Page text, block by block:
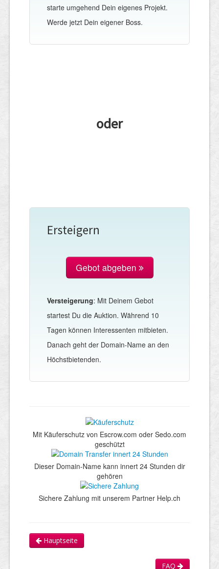
starte umgehend Dein eigenes Projekt.
Werde jetzt Dein eigener Boss.
oder
Ersteigern
Gebot abgeben
Versteigerung: Mit Deinem Gebot
startest Du die Auktion. Während 10
Tagen können Interessenten mitbieten.
Danach geht der Domain-Name an den
Höchstbietenden.
Mit Käuferschutz von Escrow.com oder Sedo.com
geschützt
Dieser Domain-Name kann innert 24 Stunden dir
gehören
Sichere Zahlung mit unserem Partner Help.ch
Hauptseite
FAQ